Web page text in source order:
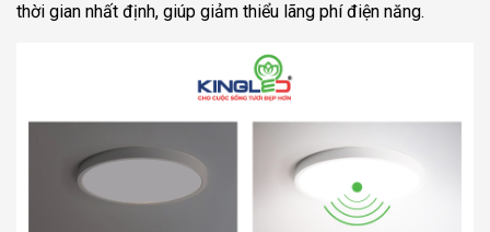
thời gian nhất định, giúp giảm thiểu lãng phí điện năng.